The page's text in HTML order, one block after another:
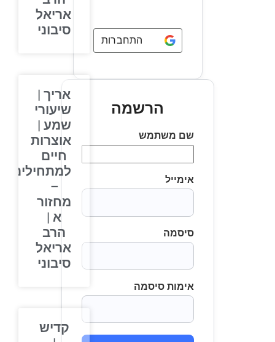
התחברות באמצעות
הרשמה
שם משתמש
אימייל
סיסמה
אימות סיסמה
אריאל
סיבוני
אריך |
שיעורי
שמע |
אוצרות
חיים
למתחילים
מחזור
א |
הרב
אריאל
סיבוני
קדיש